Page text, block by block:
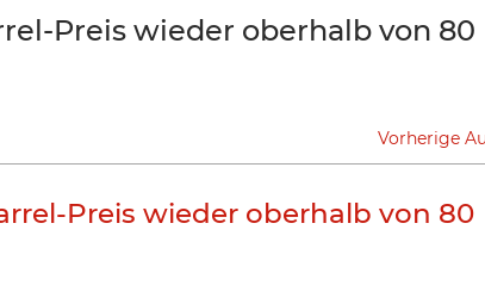
Preis wieder oberhalb von 80
Vorherige
Preis wieder oberhalb von 80